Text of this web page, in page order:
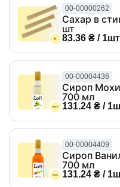
00-00000262
Сахар в
шт
83.36 ₴ / 1шт
00-00004436
Сироп
700 мл
131.24 ₴ /
00-00004409
Сироп
700 мл
131.24 ₴ /